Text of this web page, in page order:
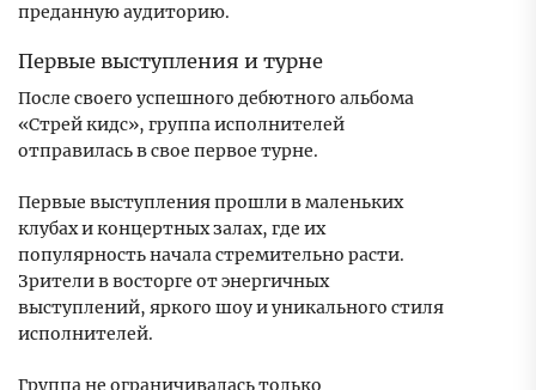
преданную аудиторию.
Первые выступления и турне
После своего успешного дебютного альбома
«Стрей кидс», группа исполнителей
отправилась в свое первое турне.
Первые выступления прошли в маленьких
клубах и концертных залах, где их
популярность начала стремительно расти.
Зрители в восторге от энергичных
выступлений, яркого шоу и уникального стиля
исполнителей.